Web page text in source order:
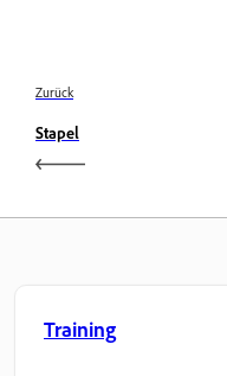
Zurück
Stapel
Training